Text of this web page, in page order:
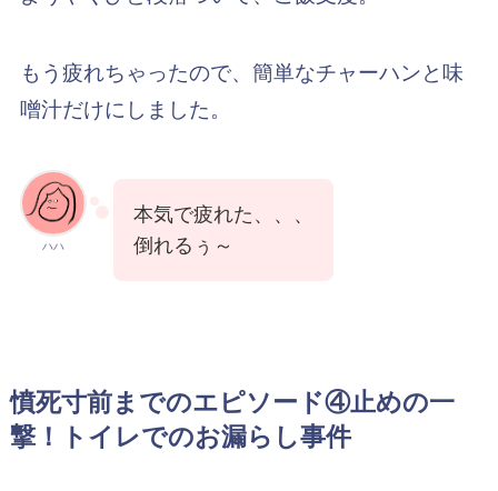
もう疲れちゃったので、簡単なチャーハンと味
噌汁だけにしました。
ハハ
本気で疲れた、、、
倒れるぅ～
憤死寸前までのエピソード④止めの一
撃！トイレでのお漏らし事件